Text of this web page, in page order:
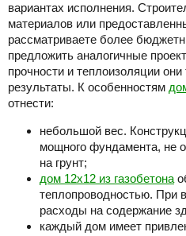
вариантах исполнения.
материалов или
рассматриваете более
предложить аналогичные
прочности и теплоизоляции
результаты. К особенностям
отнести:
небольшой вес.
мощного фундамента, не
на грунт;
дом 12х12 из газобетона
теплопроводностью. При
расходы на содержание
каждый дом имеет